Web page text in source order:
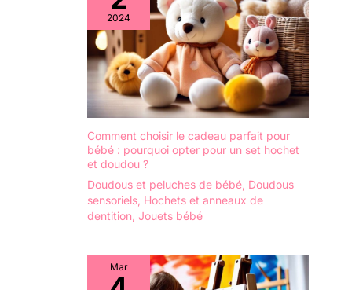
2024
Comment choisir le cadeau parfait pour
bébé : pourquoi opter pour un set hochet
et doudou ?
Doudous et peluches de bébé Doudous
sensoriels Hochets et anneaux de
dentition Jouets bébé
Mar